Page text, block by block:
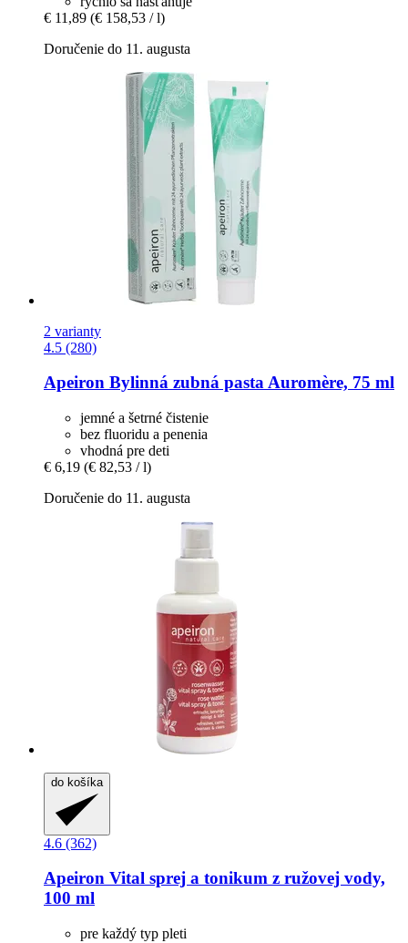
€ 11,89 (€ 158,53 / l)
Doručenie do 11. augusta
2 varianty
4.5 (280)
Apeiron Bylinná zubná pasta Auromère, 75 ml
jemné a šetrné čistenie
bez fluoridu a penenia
vhodná pre deti
€ 6,19 (€ 82,53 / l)
Doručenie do 11. augusta
do košíka
4.6 (362)
Apeiron Vital sprej a tonikum z ružovej vody,
100 ml
pre každý typ pleti